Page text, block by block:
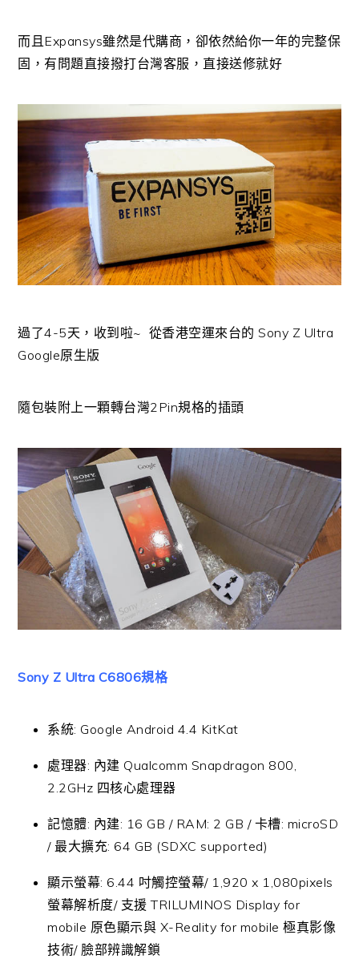
而且Expansys雖然是代購商，卻依然給你一年的完整保
固，有問題直接撥打台灣客服，直接送修就好
過了4-5天，收到啦~ 從香港空運來台的 Sony Z Ultra
Google原生版
隨包裝附上一顆轉台灣2Pin規格的插頭
Sony Z Ultra C6806規格
系統: Google Android 4.4 KitKat
處理器: 內建 Qualcomm Snapdragon 800,
2.2GHz 四核心處理器
記憶體: 內建: 16 GB / RAM: 2 GB / 卡槽: microSD
/ 最大擴充: 64 GB (SDXC supported)
顯示螢幕: 6.44 吋觸控螢幕/ 1,920 x 1,080pixels
螢幕解析度/ 支援 TRILUMINOS Display for
mobile 原色顯示與 X-Reality for mobile 極真影像
技術/ 臉部辨識解鎖